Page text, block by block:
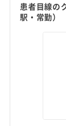
患者目線の
駅・常勤）